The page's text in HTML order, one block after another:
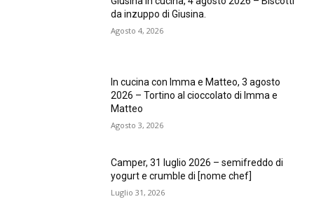
da inzuppo di Giusina.
Agosto 4, 2026
In cucina con Imma e Matteo, 3 agosto
2026 – Tortino al cioccolato di Imma e
Matteo
Agosto 3, 2026
Camper, 31 luglio 2026 – semifreddo di
yogurt e crumble di [nome chef]
Luglio 31, 2026